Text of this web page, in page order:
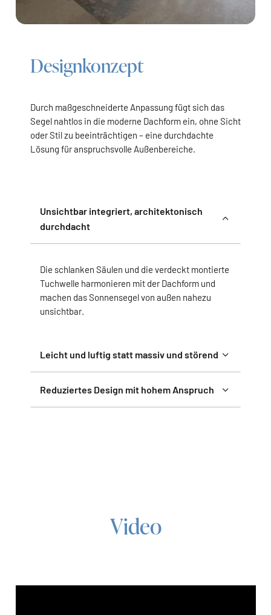
Designkonzept
Durch maßgeschneiderte Anpassung fügt sich das
Segel nahtlos in die moderne Dachform ein, ohne Sicht
oder Stil zu beeinträchtigen – eine durchdachte
Lösung für anspruchsvolle Außenbereiche.
Unsichtbar integriert, architektonisch
durchdacht
Die schlanken Säulen und die verdeckt montierte
Tuchwelle harmonieren mit der Dachform und
machen das Sonnensegel von außen nahezu
unsichtbar.
Leicht und luftig statt massiv und störend
Reduziertes Design mit hohem Anspruch
Video